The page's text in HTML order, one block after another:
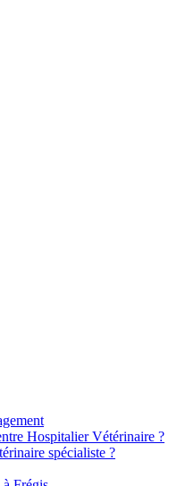
Hospitalier Vétérinaire ?
spécialiste ?